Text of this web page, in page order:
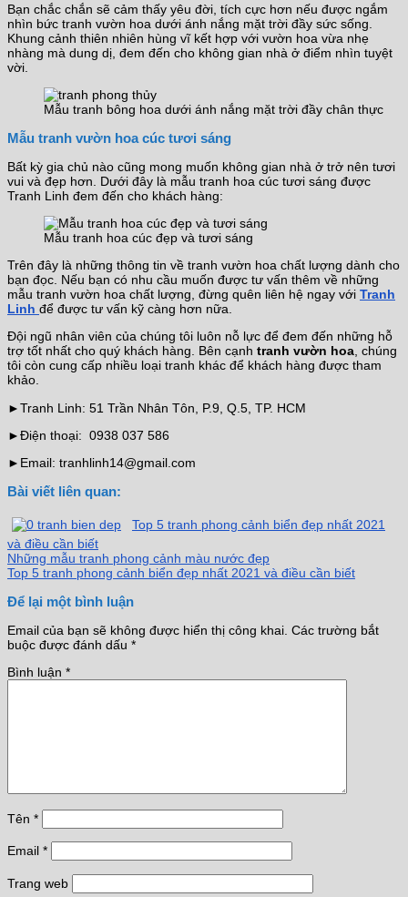
Bạn chắc chắn sẽ cảm thấy yêu đời, tích cực hơn nếu được ngắm
nhìn bức tranh vườn hoa dưới ánh nắng mặt trời đầy sức sống.
Khung cảnh thiên nhiên hùng vĩ kết hợp với vườn hoa vừa nhẹ
nhàng mà dung dị, đem đến cho không gian nhà ở điểm nhìn tuyệt
vời.
Mẫu tranh bông hoa dưới ánh nắng mặt trời đầy chân thực
Mẫu tranh vườn hoa cúc tươi sáng
Bất kỳ gia chủ nào cũng mong muốn không gian nhà ở trở nên tươi
vui và đẹp hơn. Dưới đây là mẫu tranh hoa cúc tươi sáng được
Tranh Linh đem đến cho khách hàng:
Mẫu tranh hoa cúc đẹp và tươi sáng
Trên đây là những thông tin về tranh vườn hoa chất lượng dành cho
bạn đọc. Nếu bạn có nhu cầu muốn được tư vấn thêm về những
mẫu tranh vườn hoa chất lượng, đừng quên liên hệ ngay với Tranh
Linh để được tư vấn kỹ càng hơn nữa.
Đội ngũ nhân viên của chúng tôi luôn nỗ lực để đem đến những hỗ
trợ tốt nhất cho quý khách hàng. Bên cạnh tranh vườn hoa, chúng
tôi còn cung cấp nhiều loại tranh khác để khách hàng được tham
khảo.
►Tranh Linh: 51 Trần Nhân Tôn, P.9, Q.5, TP. HCM
►Điện thoại: 0938 037 586
►Email: tranhlinh14@gmail.com
Bài viết liên quan:
Top 5 tranh phong cảnh biển đẹp nhất 2021
và điều cần biết
Những mẫu tranh phong cảnh màu nước đẹp
Top 5 tranh phong cảnh biển đẹp nhất 2021 và điều cần biết
Để lại một bình luận
Email của bạn sẽ không được hiển thị công khai. Các trường bắt
buộc được đánh dấu *
Bình luận *
Tên *
Email *
Trang web